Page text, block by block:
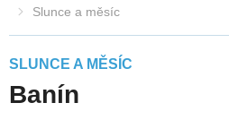
Slunce a měsíc
SLUNCE A MĚSÍC
Banín